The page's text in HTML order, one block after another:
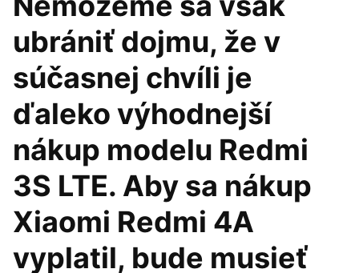
ubrániť dojmu, že v
súčasnej chvíli je
ďaleko výhodnejší
nákup modelu Redmi
3S LTE. Aby sa nákup
Xiaomi Redmi 4A
vyplatil, bude musieť